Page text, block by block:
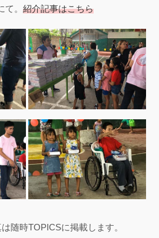
。 紹介記事はこちら
随時TOPICSに掲載します。